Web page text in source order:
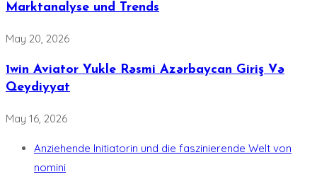
Marktanalyse und Trends
May 20, 2026
1win Aviator Yukle Rəsmi Azərbaycan Giriş Və
Qeydiyyat
May 16, 2026
Anziehende Initiatorin und die faszinierende Welt von
nomini